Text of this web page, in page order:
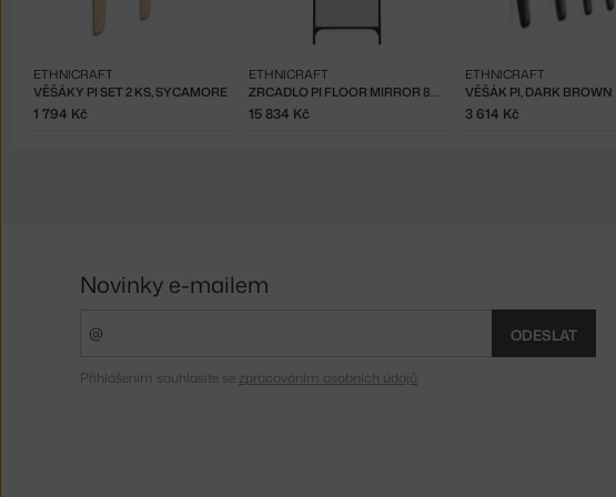
VĚŠÁKY PI SET 2 KS, SYCAMORE
ETHNICRAFT
1 794 Kč
ZRCADLO PI FLOOR MIRROR 80X200, DARK BROWN
ETHNICRAFT
15 834 Kč
VĚŠÁK PI, DARK BROWN
ETHNICRAFT
3 614 Kč
Novinky e-mailem
ODESLAT
Přihlášením souhlasíte se zpracováním osobních údajů